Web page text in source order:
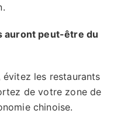
auront peut-être du
évitez les restaurants
de votre zone de
chinoise.